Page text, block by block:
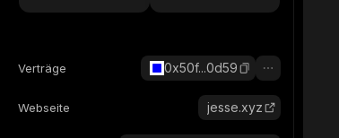
Verträge 0x50f...0d59
Webseite jesse.xyz